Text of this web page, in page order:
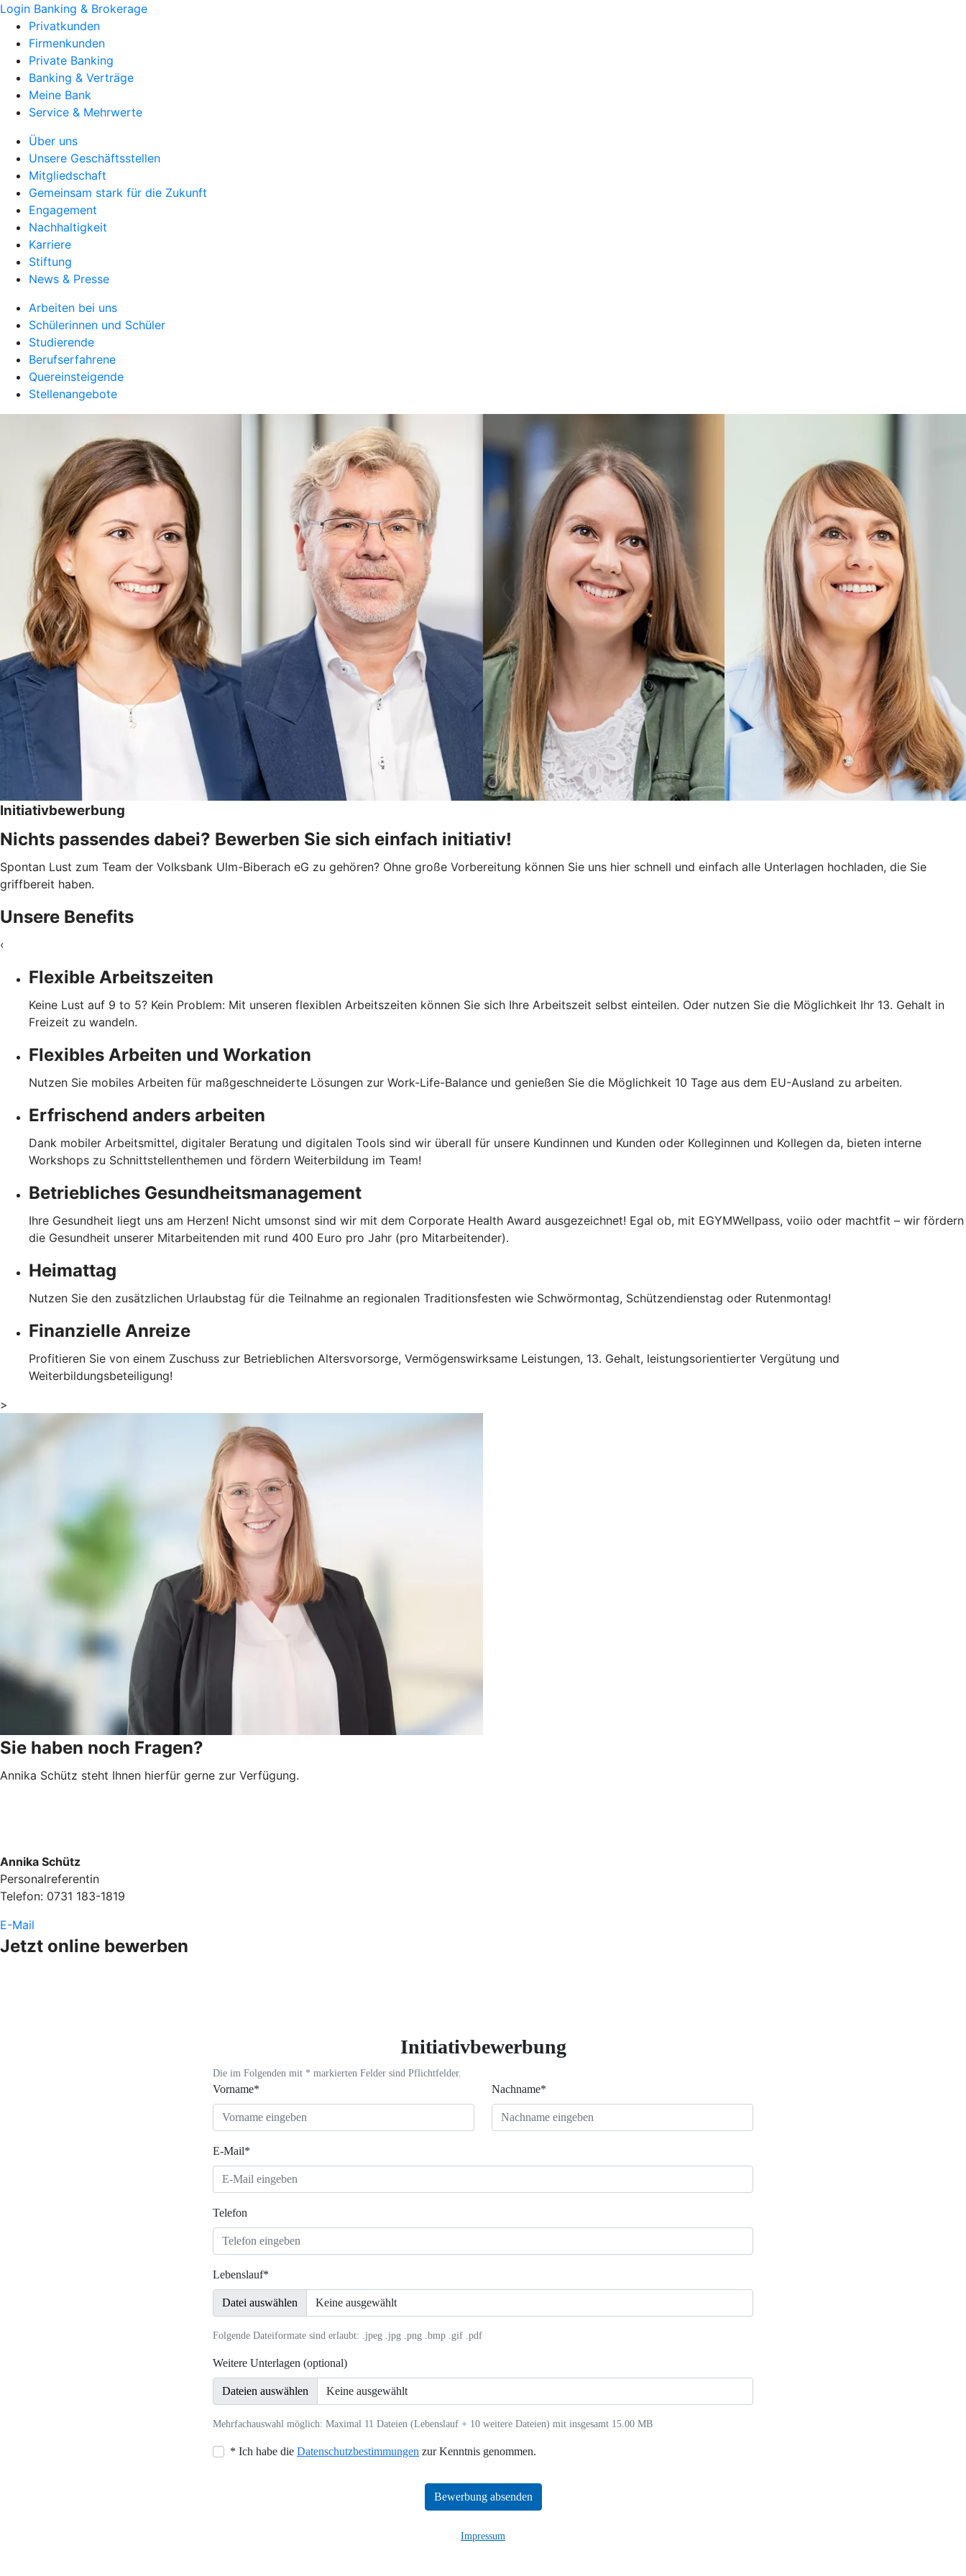
Login Banking & Brokerage
Privatkunden
Firmenkunden
Private Banking
Banking & Verträge
Meine Bank
Service & Mehrwerte
Über uns
Unsere Geschäftsstellen
Mitgliedschaft
Gemeinsam stark für die Zukunft
Engagement
Nachhaltigkeit
Karriere
Stiftung
News & Presse
Arbeiten bei uns
Schülerinnen und Schüler
Studierende
Berufserfahrene
Quereinsteigende
Stellenangebote
Initiativbewerbung
Nichts passendes dabei? Bewerben Sie sich einfach initiativ!
Spontan Lust zum Team der Volksbank Ulm-Biberach eG zu gehören? Ohne große Vorbereitung können Sie uns hier schnell und einfach alle Unterlagen hochladen, die Sie
griffbereit haben.
Unsere Benefits
‹
Flexible Arbeitszeiten
Keine Lust auf 9 to 5? Kein Problem: Mit unseren flexiblen Arbeitszeiten können Sie sich Ihre Arbeitszeit selbst einteilen. Oder nutzen Sie die Möglichkeit Ihr 13. Gehalt in
Freizeit zu wandeln.
Flexibles Arbeiten und Workation
Nutzen Sie mobiles Arbeiten für maßgeschneiderte Lösungen zur Work-Life-Balance und genießen Sie die Möglichkeit 10 Tage aus dem EU-Ausland zu arbeiten.
Erfrischend anders arbeiten
Dank mobiler Arbeitsmittel, digitaler Beratung und digitalen Tools sind wir überall für unsere Kundinnen und Kunden oder Kolleginnen und Kollegen da, bieten interne
Workshops zu Schnittstellenthemen und fördern Weiterbildung im Team!
Betriebliches Gesundheitsmanagement
Ihre Gesundheit liegt uns am Herzen! Nicht umsonst sind wir mit dem Corporate Health Award ausgezeichnet! Egal ob, mit EGYMWellpass, voiio oder machtfit – wir fördern
die Gesundheit unserer Mitarbeitenden mit rund 400 Euro pro Jahr (pro Mitarbeitender).
Heimattag
Nutzen Sie den zusätzlichen Urlaubstag für die Teilnahme an regionalen Traditionsfesten wie Schwörmontag, Schützendienstag oder Rutenmontag!
Finanzielle Anreize
Profitieren Sie von einem Zuschuss zur Betrieblichen Altersvorsorge, Vermögenswirksame Leistungen, 13. Gehalt, leistungsorientierter Vergütung und
Weiterbildungsbeteiligung!
>
Sie haben noch Fragen?
Annika Schütz steht Ihnen hierfür gerne zur Verfügung.
Annika Schütz
Personalreferentin
Telefon: 0731 183-1819
E-Mail
Jetzt online bewerben